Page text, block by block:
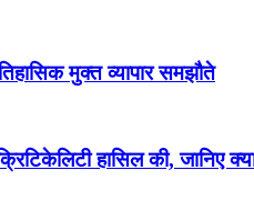
मुक्त व्यापार समझौते
हासिल की, जानिए